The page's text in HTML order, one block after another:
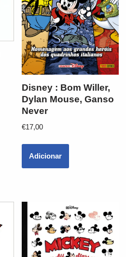
Disney : Bom Willer,
Dylan Mouse, Ganso
Never
€17,00
Adicionar